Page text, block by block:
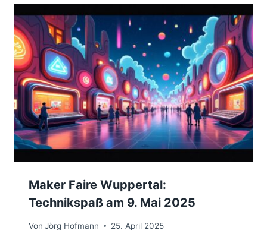
Maker Faire Wuppertal:
Technikspaß am 9. Mai 2025
Von Jörg Hofmann 25. April 2025